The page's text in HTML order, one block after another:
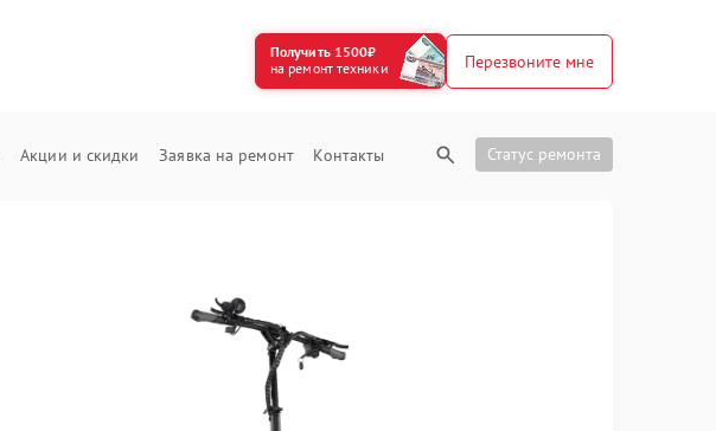
Получить 1500₽
на ремонт техники
Перезвоните мне
Акции и скидки Заявка на ремонт Контакты Статус ремонта